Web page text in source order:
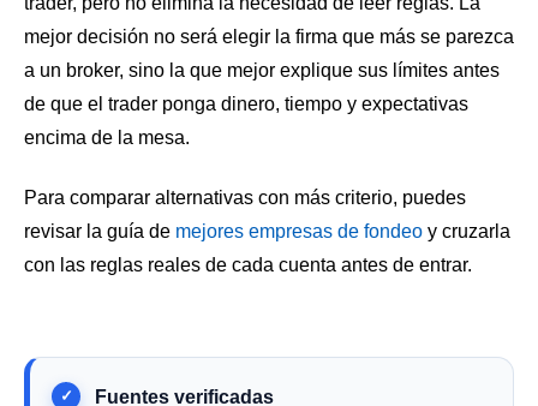
mejor decisión no será elegir la firma que más se parezca
a un broker, sino la que mejor explique sus límites antes
de que el trader ponga dinero, tiempo y expectativas
encima de la mesa.
Para comparar alternativas con más criterio, puedes
revisar la guía de mejores empresas de fondeo y cruzarla
con las reglas reales de cada cuenta antes de entrar.